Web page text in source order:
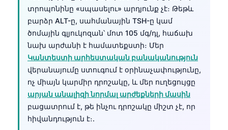
տրոպոնինը «սպասելու» արդյունք չէ։ Թեթև
բարձր ALT-ը, սահմանային TSH-ը կամ
ծոմային գլյուկոզան՝ մոտ 105 մգ/դլ, հաճախ
նախ արժանի է համատեքստի։ Մեր
Կանտեստի արհեստական բանականություն
վերանայումը ստուգում է օրինաչափությունը,
ոչ միայն կարմիր դրոշակը, և մեր ուղեցույցը
արյան անալիզի նորմալ արժեքների մասին
բացատրում է, թե ինչու դրոշակը միշտ չէ, որ
հիվանդություն է։.